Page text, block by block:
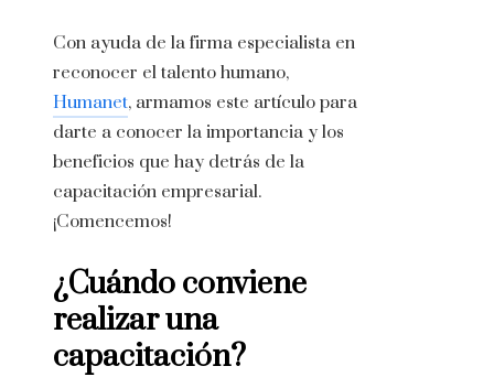
Con ayuda de la firma especialista en
reconocer el talento humano,
Humanet, armamos este artículo para
darte a conocer la importancia y los
beneficios que hay detrás de la
capacitación empresarial.
¡Comencemos!
¿Cuándo conviene
realizar una
capacitación?